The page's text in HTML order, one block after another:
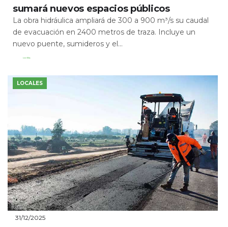
sumará nuevos espacios públicos
La obra hidráulica ampliará de 300 a 900 m³/s su caudal
de evacuación en 2400 metros de traza. Incluye un
nuevo puente, sumideros y el...
Leer Más
LOCALES
31/12/2025